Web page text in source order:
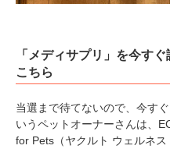
「メディサプリ」を今す
こちら
当選まで待てないので、今す
いうペットオーナーさんは、
for Pets（ヤクルト ウェルネ